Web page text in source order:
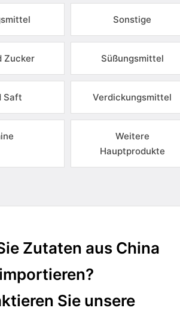
Sonstige
Zucker Süßungsmittel
Saft Verdickungsmittel
Weitere
Hauptprodukte
Zutaten aus China
importieren?
Sie unsere